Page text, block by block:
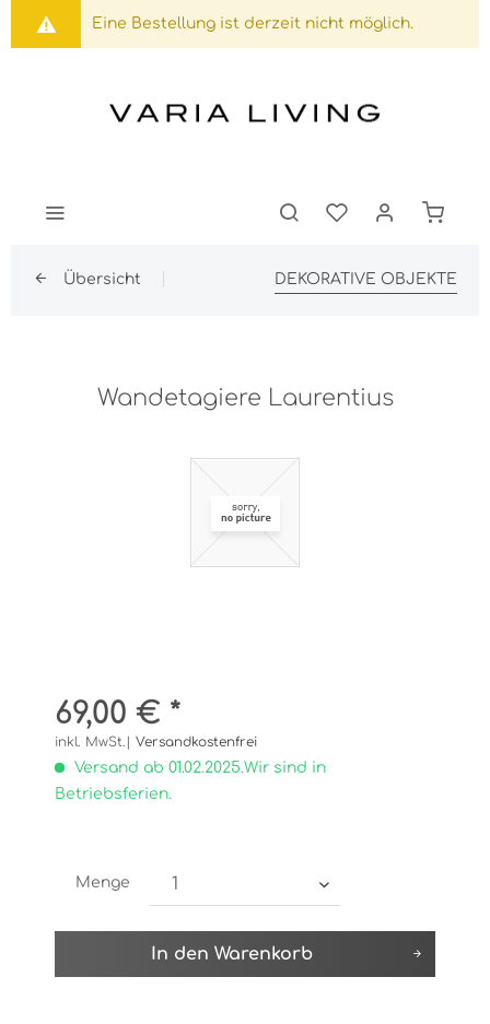
Eine Bestellung ist derzeit nicht möglich.
Übersicht DEKORATIVE OBJEKTE
Wandetagiere Laurentius
69,00 € *
inkl. MwSt.| Versandkostenfrei
Versand ab 01.02.2025.Wir sind in
Betriebsferien.
Menge
In den Warenkorb